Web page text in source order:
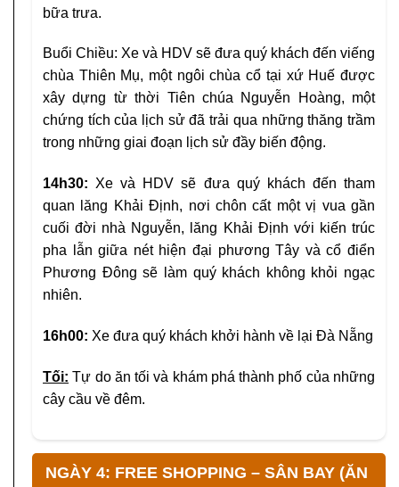
bữa trưa.
Buổi Chiều: Xe và HDV sẽ đưa quý khách đến viếng
chùa Thiên Mụ, một ngôi chùa cổ tại xứ Huế được
xây dựng từ thời Tiên chúa Nguyễn Hoàng, một
chứng tích của lịch sử đã trải qua những thăng trầm
trong những giai đoạn lịch sử đầy biến động.
14h30: Xe và HDV sẽ đưa quý khách đến tham
quan lăng Khải Định, nơi chôn cất một vị vua gần
cuối đời nhà Nguyễn, lăng Khải Định với kiến trúc
pha lẫn giữa nét hiện đại phương Tây và cổ điển
Phương Đông sẽ làm quý khách không khỏi ngạc
nhiên.
16h00: Xe đưa quý khách khởi hành về lại Đà Nẵng
Tối: Tự do ăn tối và khám phá thành phố của những
cây cầu về đêm.
NGÀY 4: FREE SHOPPING – SÂN BAY (ĂN